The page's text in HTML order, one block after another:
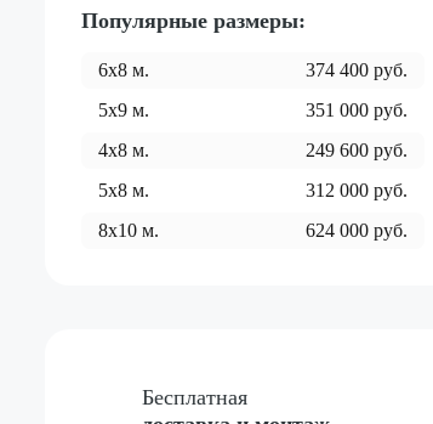
Популярные размеры:
6x8 м. 374 400руб.
5x9 м. 351 000руб.
4x8 м. 249 600руб.
5x8 м. 312 000руб.
8x10 м. 624 000руб.
Бесплатная